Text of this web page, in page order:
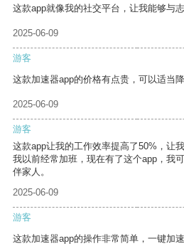
这款app就像我的社交平台，让我能够与
2025-06-09
游客
这款加速器app的价格有点贵，可以适当
2025-06-09
游客
这款app让我的工作效率提高了50%，让
我以前经常加班，现在有了这个app，我
伴家人。
2025-06-09
游客
这款加速器app的操作非常简单，一键加